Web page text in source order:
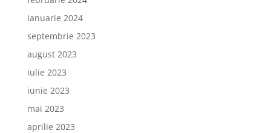
ianuarie 2024
septembrie 2023
august 2023
iulie 2023
iunie 2023
mai 2023
aprilie 2023